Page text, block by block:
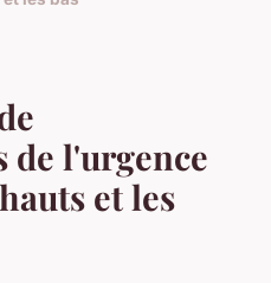
de l'urgence
et les